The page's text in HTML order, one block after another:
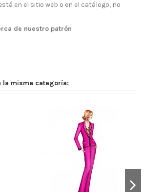
en el sitio web o en el catálogo, no
de nuestro patrón
la misma categoría: